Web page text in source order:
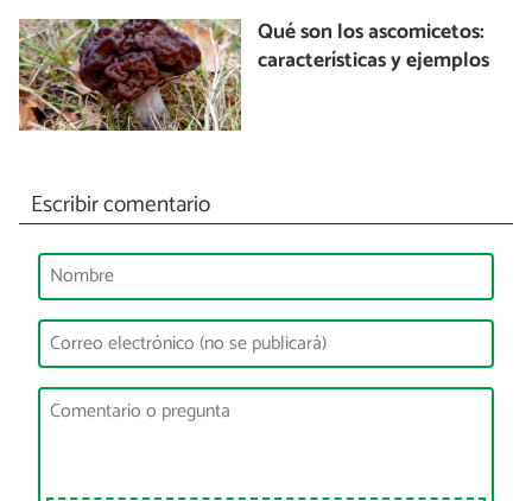
Qué son los ascomicetos:
características y ejemplos
Escribir comentario